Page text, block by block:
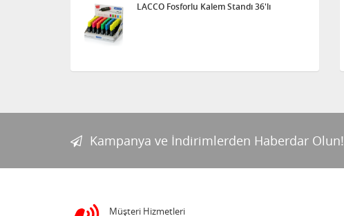
LACCO Fosforlu Kalem Standı 36'lı
Kampanya ve İndirimlerden Haberdar Olun!
Müşteri Hizmetleri